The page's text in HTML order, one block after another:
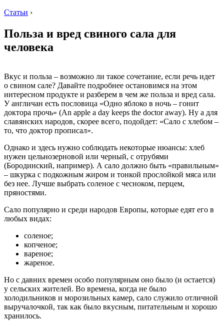
Статьи ›
Польза и вред свиного сала для
человека
Вкус и польза – возможно ли такое сочетание, если речь идет
о свином сале? Давайте подробнее остановимся на этом
интересном продукте и разберем в чем же польза и вред сала.
У англичан есть пословица «Одно яблоко в ночь – гонит
доктора прочь» (An apple a day keeps the doctor away). Ну а для
славянских народов, скорее всего, подойдет: «Сало с хлебом –
то, что доктор прописал».
Однако и здесь нужно соблюдать некоторые нюансы: хлеб
нужен цельнозерновой или черный, с отрубями
(Бородинский, например). А сало должно быть «правильным»
– шкурка с подкожным жиром и тонкой прослойкой мяса или
без нее. Лучше выбрать соленое с чесноком, перцем,
пряностями.
Сало популярно и среди народов Европы, которые едят его в
любых видах:
соленое;
копченое;
вареное;
жареное.
Но с давних времен особо популярным оно было (и остается)
у сельских жителей. Во времена, когда не было
холодильников и морозильных камер, сало служило отличной
выручалочкой, так как было вкусным, питательным и хорошо
хранилось.